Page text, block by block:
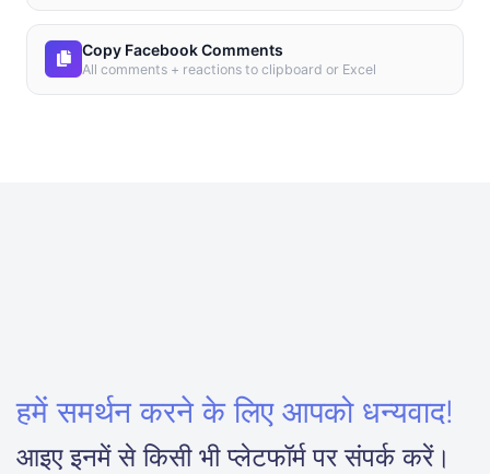
Copy Facebook Comments
All comments + reactions to clipboard or Excel
हमें समर्थन करने के लिए आपको धन्यवाद!
आइए इनमें से किसी भी प्लेटफॉर्म पर संपर्क करें।